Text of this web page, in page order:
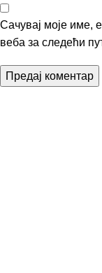
Сачувај моје име,
веба за следећи